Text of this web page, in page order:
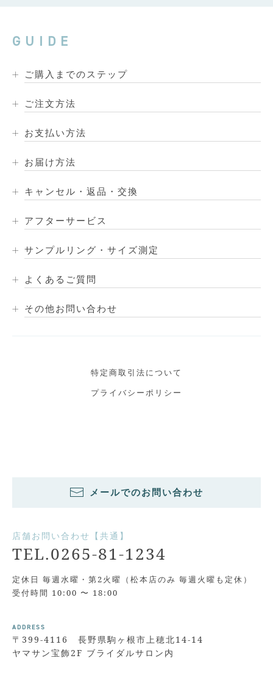
GUIDE
ご購入までのステップ
ご注文方法
お支払い方法
お届け方法
キャンセル・返品・交換
アフターサービス
サンプルリング・サイズ測定
よくあるご質問
その他お問い合わせ
特定商取引法について
プライバシーポリシー
メールでのお問い合わせ
店舗お問い合わせ【共通】
TEL.0265-81-1234
定休日 毎週水曜・第2火曜（松本店のみ 毎週火曜も定休）
受付時間 10:00 〜 18:00
ADDRESS
〒399-4116 長野県駒ヶ根市上穂北14-14
ヤマサン宝飾2F ブライダルサロン内